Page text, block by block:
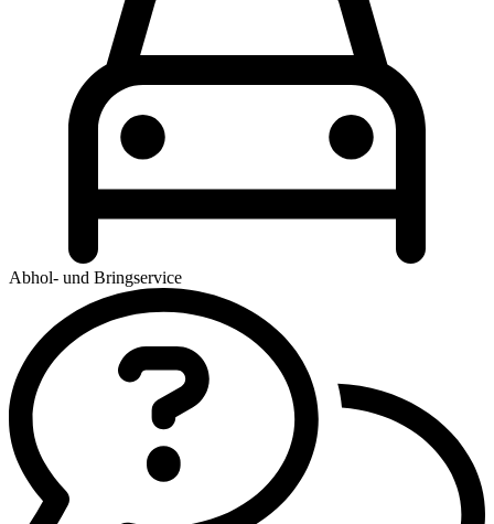
Abhol- und Bringservice